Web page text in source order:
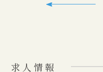
求人情報